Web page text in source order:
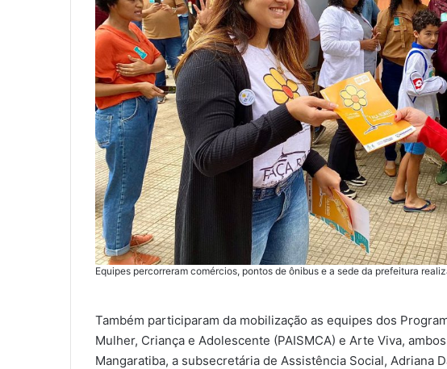
Equipes percorreram comércios, pontos de ônibus e a sede da prefeitura
Também participaram da mobilização as equipes dos
Mulher, Criança e Adolescente (PAISMCA) e Arte Viva,
Mangaratiba, a subsecretária de Assistência Social, Adriana